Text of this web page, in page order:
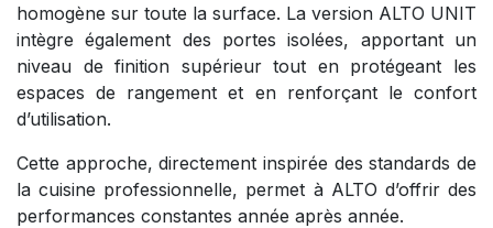
homogène sur toute la surface. La version ALTO UNIT
intègre également des portes isolées, apportant un
niveau de finition supérieur tout en protégeant les
espaces de rangement et en renforçant le confort
d’utilisation.
Cette approche, directement inspirée des standards de
la cuisine professionnelle, permet à ALTO d’offrir des
performances constantes année après année.